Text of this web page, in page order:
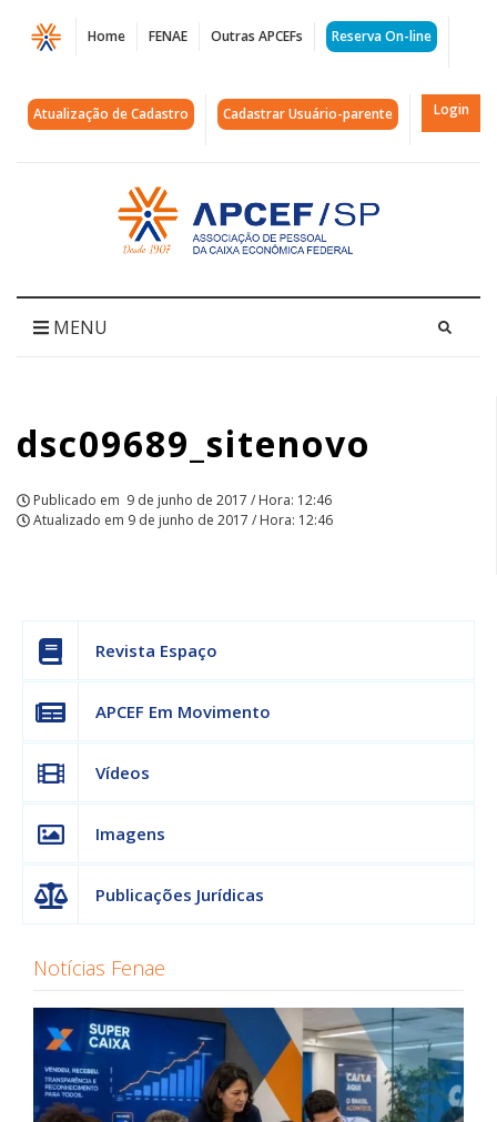
Página
dsc09689_sitenovo
Home FENAE Outras APCEFs Reserva On-line
Atualização de Cadastro Cadastrar Usuário-parente Login
Acessar
página
inicial
MENU
dsc09689_sitenovo
Publicado em 9 de junho de 2017 / Hora: 12:46
Atualizado em 9 de junho de 2017 / Hora: 12:46
Revista Espaço
APCEF Em Movimento
Vídeos
Imagens
Publicações Jurídicas
Notícias Fenae